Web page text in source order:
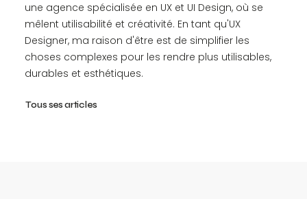
une agence spécialisée en UX et UI Design, où se
mêlent utilisabilité et créativité. En tant qu'UX
Designer, ma raison d'être est de simplifier les
choses complexes pour les rendre plus utilisables,
durables et esthétiques.
Tous ses articles